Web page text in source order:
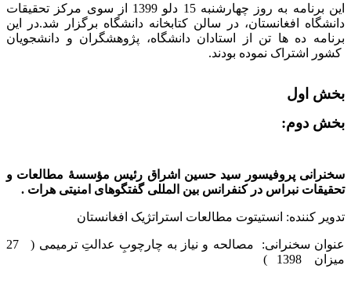
این برنامه به روز چهارشنبه 15
دلو 1399 از سوی مرکز تحقیقات
دانشگاه افغانستان، در سالن کتابخانه دانشگاه برگزار شد.در این
برنامه ده ها تن از استادان دانشگاه، پژوهشگران و دانشجویان
کشور اشتراک نموده بودند.
بخش اول
بخش دوم:
سخنرانی پروفیسور سید حسین اشراق رئیس مؤسسۀ مطالعات و
تحقیقات نبراس در کنفرانس بین المللی گفتگوهای امنیتی هرات .
تدویر کننده: انستیتوت مطالعات استراتژیک افغانستان
عنوان سخنرانی: مصالحه و نیاز به چارچوبِ عدالتِ ترمیمی (
27
میزان
)